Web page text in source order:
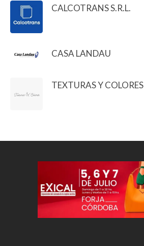
CALCOTRANS S.R.L.
CASA LANDAU
TEXTURAS Y COLORES